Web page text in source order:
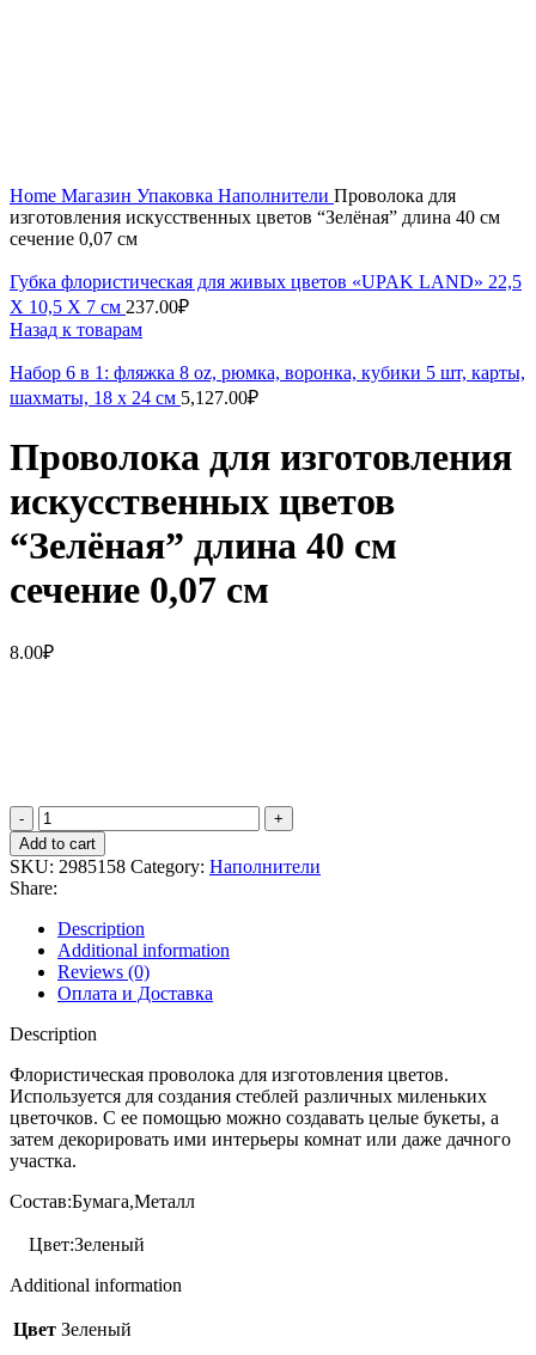
Home Магазин Упаковка Наполнители Проволока для
изготовления искусственных цветов “Зелёная” длина 40 см
сечение 0,07 см
Губка флористическая для живых цветов «UPAK LAND» 22,5
Х 10,5 Х 7 см 237.00₽
Назад к товарам
Набор 6 в 1: фляжка 8 oz, рюмка, воронка, кубики 5 шт, карты,
шахматы, 18 х 24 см 5,127.00₽
Проволока для изготовления
искусственных цветов
“Зелёная” длина 40 см
сечение 0,07 см
8.00₽
Add to cart
SKU: 2985158 Category: Наполнители
Share:
Description
Additional information
Reviews (0)
Оплата и Доставка
Description
Флористическая проволока для изготовления цветов.
Используется для создания стеблей различных миленьких
цветочков. С ее помощью можно создавать целые букеты, а
затем декорировать ими интерьеры комнат или даже дачного
участка.
Состав:Бумага,Металл
Цвет:Зеленый
Additional information
Цвет Зеленый